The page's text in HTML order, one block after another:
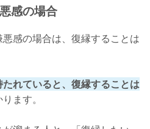
感の場合
感の場合は、復縁することは
れていると、復縁することは
ます。